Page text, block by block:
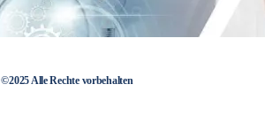
©2025 Alle Rechte vorbehalten